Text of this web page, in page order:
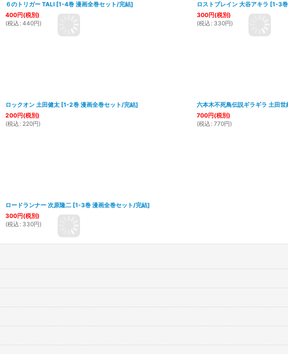
６のトリガー TALI [1-4巻 漫画全巻セット/完結]
400円(税別)
(税込 : 440円)
ロストブレイン 大谷アキラ [1-3
300円(税別)
(税込 : 330円)
ロックオン 土田健太 [1-2巻 漫画全巻セット/完結]
200円(税別)
(税込 : 220円)
六本木不死鳥伝説ギラギラ 土田世
700円(税別)
(税込 : 770円)
ロードランナー 次原隆二 [1-3巻 漫画全巻セット/完結]
300円(税別)
(税込 : 330円)